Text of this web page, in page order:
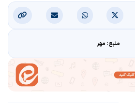
منبع : مهر